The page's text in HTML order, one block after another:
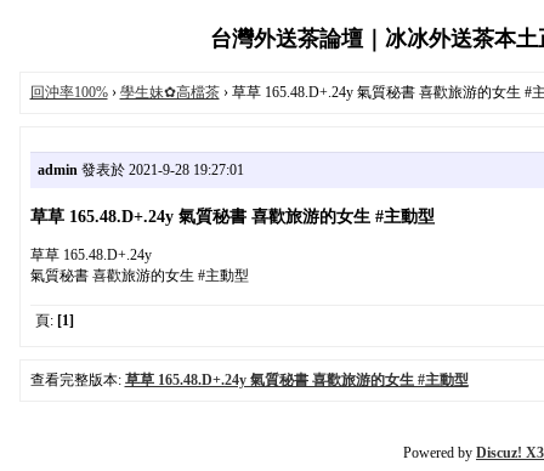
台灣外送茶論壇｜冰冰外送茶本
回沖率100%› 學生妹✿高檔茶› 草草 165.48.D+.24y 氣質秘書 喜歡旅游的女生 #
admin發表於 2021-9-28 19:27:01
草草 165.48.D+.24y 氣質秘書 喜歡旅游的女生 #主動型
草草 165.48.D+.24y
氣質秘書 喜歡旅游的女生 #主動型
頁: [1]
查看完整版本: 草草 165.48.D+.24y 氣質秘書 喜歡旅游的女生 #主動型
Powered by Discuz!